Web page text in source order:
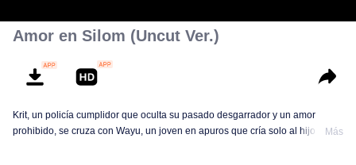
Amor en Silom (Uncut Ver.)
Krit, un policía cumplidor que oculta su pasado desgarrador y un amor
prohibido, se cruza con Wayu, un joven en apuros que cría solo al hijo de su
Más